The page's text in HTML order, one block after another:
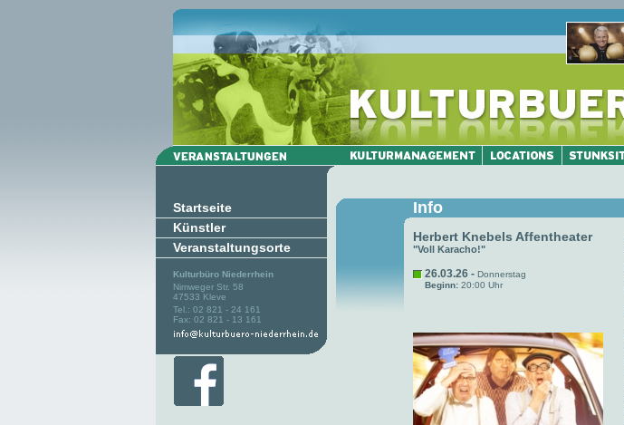
Startseite
Künstler
Veranstaltungsorte
Kulturbüro Niederrhein
Nimweger Str. 58
47533 Kleve
Tel.: 02 821 - 24 161
Fax: 02 821 - 13 161
Info
Herbert Knebels Affentheater
"Voll Karacho!"
26.03.26 - Donnerstag
Beginn: 20:00 Uhr